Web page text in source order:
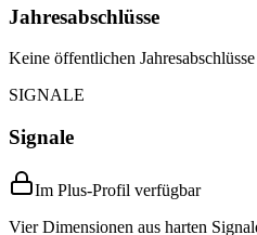
Jahresabschlüsse
Keine öffentlichen
SIGNALE
Signale
Im Plus-Profil verfügbar
Vier Dimensionen aus harten